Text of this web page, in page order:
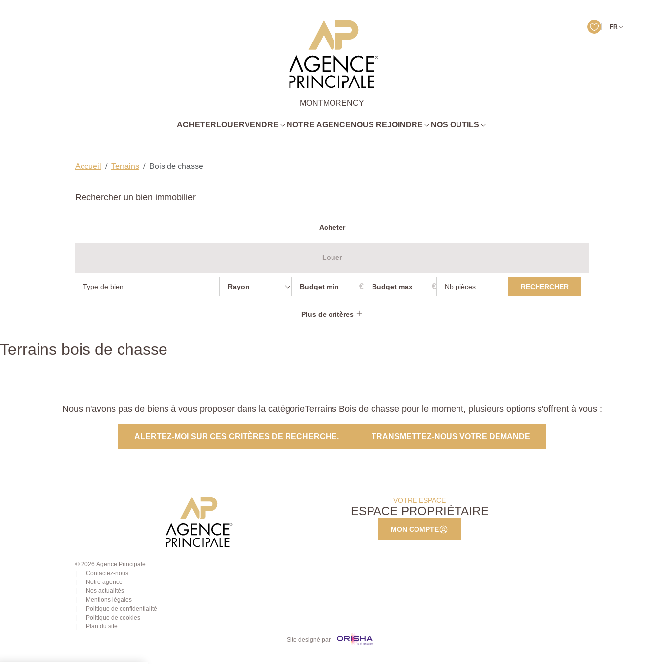
FR
MONTMORENCY
ACHETER LOUERVENDRE NOTRE AGENCE NOUS REJOINDRE NOS OUTILS
Accueil Terrains Bois de chasse
Rechercher un bien immobilier
Acheter
Louer
Rayon € € RECHERCHER
Plus de critères
Terrains bois de chasse
Nous n'avons pas de biens à vous proposer dans la catégorieTerrains Bois de chasse pour le moment, plusieurs options s'offrent à vous :
ALERTEZ-MOI SUR CES CRITÈRES DE RECHERCHE. TRANSMETTEZ-NOUS VOTRE DEMANDE
VOTRE ESPACE
ESPACE PROPRIÉTAIRE
MON COMPTE
© 2026 Agence Principale
Contactez-nous
Notre agence
Nos actualités
Mentions légales
Politique de confidentialité
Politique de cookies
Plan du site
Site designé par